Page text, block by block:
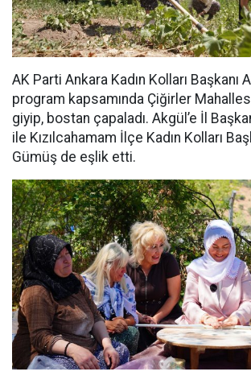
AK Parti Ankara Kadın Kolları Başkanı
program kapsamında Çiğirler
giyip, bostan çapaladı. Akgül’e İl
ile Kızılcahamam İlçe Kadın Kolları
Gümüş de eşlik etti.